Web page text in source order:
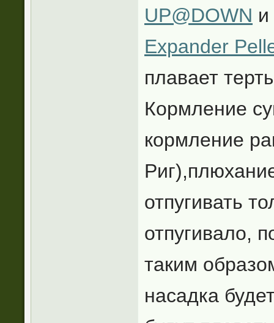
UP@DOWN
Expander
плавает
Кормление
кормление
отпугивать
отпугивало,
таким
насадка